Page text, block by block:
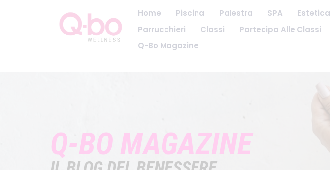
Home Piscina Palestra SPA Estetica
Parrucchieri
Classi Partecipa Alle Classi
Q-Bo Magazine
Q-BO MAGAZINE